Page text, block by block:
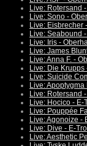
Live: Rotersand
Live: Sono -
Live: Eisbrecher
Live: Seabound
Live: Iris -
Live: James
Live: Anna F. -
Live: Die
Live: Suicide
Live:
Live: Rotersand
Live: Hocico -
Live: Pouppée
Live: Agonoize -
Live: Dive - E-
Live: Aesthetic